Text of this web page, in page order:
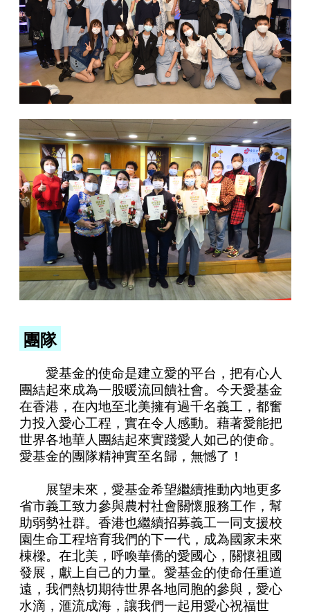
團隊
愛基金的使命是建立愛的平台，把有心人
團結起來成為一股暖流回饋社會。今天愛基金
在香港，在內地至北美擁有過千名義工，都奮
力投入愛心工程，實在令人感動。藉著愛能把
世界各地華人團結起來實踐愛人如己的使命。
愛基金的團隊精神實至名歸，無憾了！
展望未來，愛基金希望繼續推動內地更多
省市義工致力參與農村社會關懷服務工作，幫
助弱勢社群。香港也繼續招募義工一同支援校
園生命工程培育我們的下一代，成為國家未來
棟樑。在北美，呼喚華僑的愛國心，關懷祖國
發展，獻上自己的力量。愛基金的使命任重道
遠，我們熱切期待世界各地同胞的參與，愛心
水滴，滙流成海，讓我們一起用愛心祝福世